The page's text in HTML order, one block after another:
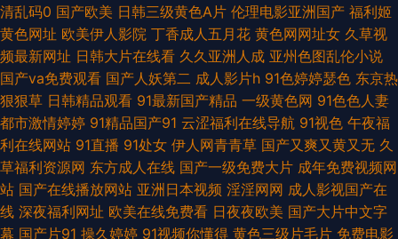
了一区 日韩超碰在线 91视频聊天室 人人操人人插人人色 97超碰情侣自拍
97在线人人色视频 三级国产精品 五月天导航 丰满熟女欲妇中文字幕 先锋AV
资源色 熟女少妇一二区 岛国久久爱 婷婷久草一区二区三区 久久精品国产免
费性生大片 亚洲综合自拍a片 97超碰青青草 人人人操人人人人人 激情五月
天影院 超碰97人人干人人草 免费看的黄色网址 久热精品在线免费观看 国产
清乱码0 国产欧美 日韩三级黄色A片 伦理电影亚洲国产 福利姬
黄色网址 欧美伊人影院 丁香成人五月花 黄色网网址女 久草视
频最新网址 日韩大片在线看 久久亚洲人成 亚州色图乱伦小说
国产va免费观看 国产人妖第二 成人影片h 91色婷婷瑟色 东京热
狠狠草 日韩精品观看 91最新国产精品 一级黄色网 91色色人妻
都市激情婷婷 91精品国产91 云涩福利在线导航 91视色 午夜福
利在线网站 91直播 91处女 伊人网青青草 国产又爽又黄又无 久
草福利资源网 东方成人在线 国产一级免费大片 成年免费视频网
站 国产在线播放网站 亚洲日本视频 淫淫网网 成人影视国产在
线 深夜福利网址 欧美在线免费看 日夜夜欧美 国产大片中文字
幕 国产片91 操久婷婷 91视频你懂得 黄色三级片毛片 免费电影